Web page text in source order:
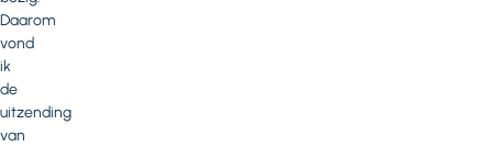
Daarom
vond
ik
de
uitzending
van